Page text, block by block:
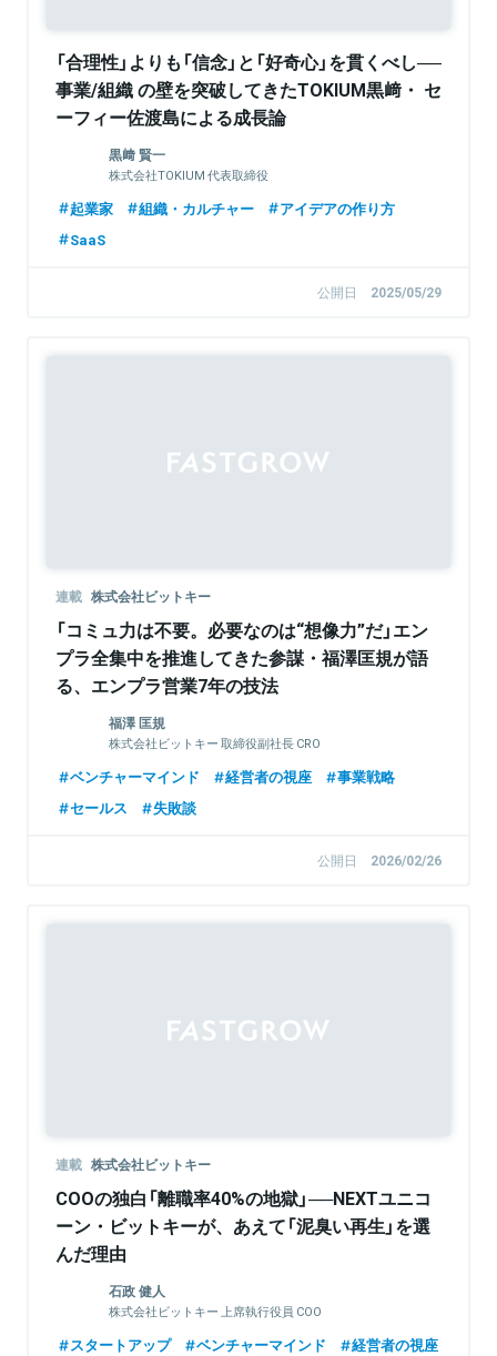
「合理性」よりも「信念」と「好奇心」を貫くべし──
事業/組織 の壁を突破してきたTOKIUM黒﨑・ セ
ーフィー佐渡島による成長論
黒﨑 賢一
株式会社TOKIUM 代表取締役
起業家 組織・カルチャー
アイデアの作り方
SaaS
公開日 2025/05/29
連載 株式会社ビットキー
「コミュ力は不要。必要なのは“想像力”だ」エン
プラ全集中を推進してきた参謀・福澤匡規が語
る、エンプラ営業7年の技法
福澤 匡規
株式会社ビットキー 取締役副社長 CRO
ベンチャーマインド 経営者の視座
事業戦略
セールス
失敗談
公開日 2026/02/26
連載 株式会社ビットキー
COOの独白「離職率40%の地獄」──NEXTユニコ
ーン・ビットキーが、あえて「泥臭い再生」を選
んだ理由
石政 健人
株式会社ビットキー 上席執行役員 COO
スタートアップ ベンチャーマインド
経営者の視座